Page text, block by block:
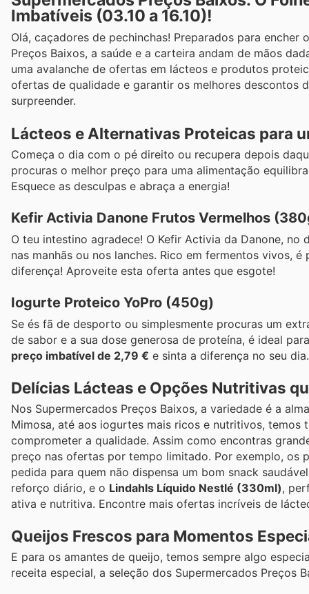
Imbatíveis (03.10 a 16.10)!
Olá, caçadores de pechinchas! Preparados para
Preços Baixos, a saúde e a carteira andam de mãos
uma avalanche de ofertas em lácteos e produtos
ofertas de qualidade e garantir os melhores descontos
surpreender.
Lácteos e Alternativas Proteicas para
Começa o dia com o pé direito ou recupera depois
procuras o melhor preço para uma alimentação
Esquece as desculpas e abraça a energia!
Kefir Activia Danone Frutos Vermelhos
O teu intestino agradece! O Kefir Activia da Danone,
nas manhãs ou nos lanches. Rico em fermentos vivos,
diferença! Aproveite esta oferta antes que esgote!
Iogurte Proteico YoPro (450g)
Se és fã de desporto ou simplesmente procuras um
de sabor e a sua dose generosa de proteína, é ideal
preço imbatível de 2,79 € e sinta a diferença no seu
Delícias Lácteas e Opções Nutritivas
Nos Supermercados Preços Baixos, a variedade é a
Mimosa, até aos iogurtes mais ricos e nutritivos, temos
comprometer a qualidade. Assim como encontras
preço nas ofertas por tempo limitado. Por exemplo, os
pedida para quem não dispensa um bom snack
reforço diário, e o Lindahls Líquido Nestlé (330ml),
ativa e nutritiva. Encontre mais ofertas incríveis de
Queijos Frescos para Momentos
E para os amantes de queijo, temos sempre algo
receita especial, a seleção dos Supermercados Preços